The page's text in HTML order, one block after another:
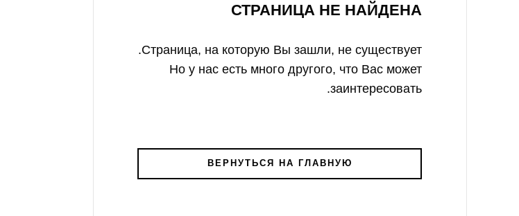
СТРАНИЦА НЕ НАЙДЕНА
Страница, на которую Вы зашли, не существует.
Но у нас есть много другого, что Вас может
заинтересовать.
ВЕРНУТЬСЯ НА ГЛАВНУЮ